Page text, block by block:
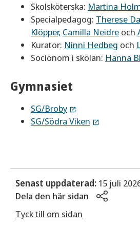
Skolsköterska: Martina
Specialpedagog: Therese
Klöpper, Camilla Neidre och
Kurator: Ninni Hedbeg och
Socionom i skolan: Hanna
Gymnasiet
SG/Broby
SG/Södra Viken
Senast uppdaterad: 15 juli
Dela den här sidan
Tyck till om sidan